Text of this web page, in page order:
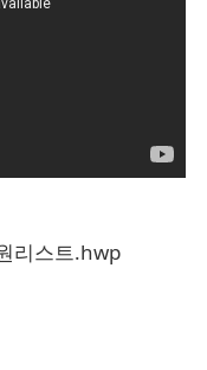
리스트.hwp